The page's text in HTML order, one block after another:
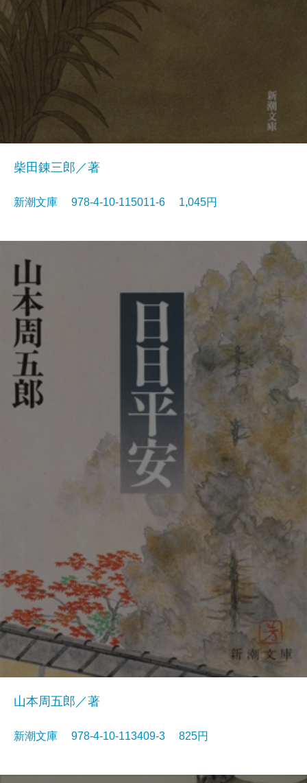
柴田錬三郎／著
新潮文庫 978-4-10-115011-6 1,045円
山本周五郎／著
新潮文庫 978-4-10-113409-3 825円